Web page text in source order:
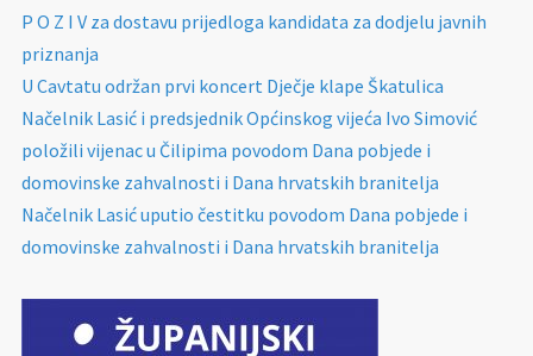
P O Z I V za dostavu prijedloga kandidata za dodjelu javnih
priznanja
U Cavtatu održan prvi koncert Dječje klape Škatulica
Načelnik Lasić i predsjednik Općinskog vijeća Ivo Simović
položili vijenac u Čilipima povodom Dana pobjede i
domovinske zahvalnosti i Dana hrvatskih branitelja
Načelnik Lasić uputio čestitku povodom Dana pobjede i
domovinske zahvalnosti i Dana hrvatskih branitelja